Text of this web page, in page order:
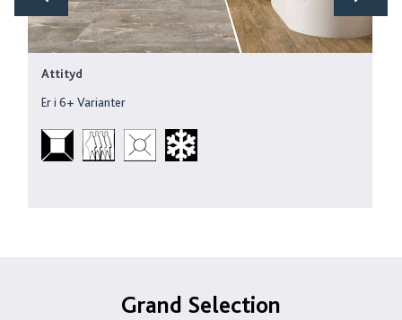
Attityd
Er i6+ Varianter
Grand Selection